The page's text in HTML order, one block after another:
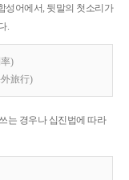
성어에서, 뒷말의 첫소리가
.
)
旅行)
는 경우나 십진법에 따라